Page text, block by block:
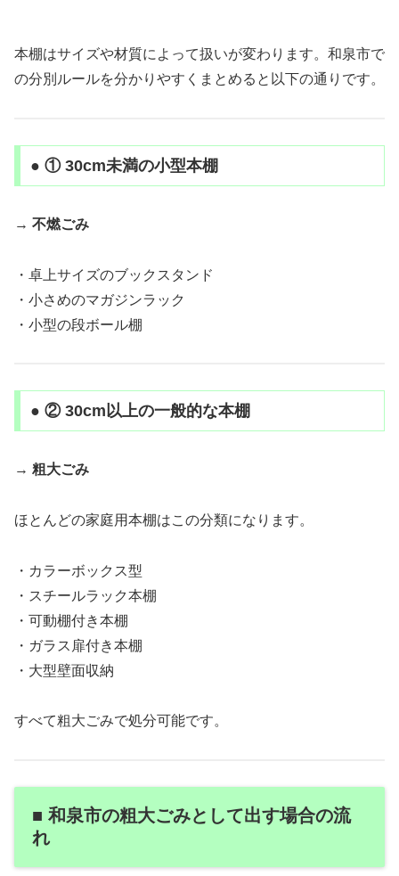
本棚はサイズや材質によって扱いが変わります。和泉市で
の分別ルールを分かりやすくまとめると以下の通りです。
● ① 30cm未満の小型本棚
→ 不燃ごみ
・卓上サイズのブックスタンド
・小さめのマガジンラック
・小型の段ボール棚
● ② 30cm以上の一般的な本棚
→ 粗大ごみ
ほとんどの家庭用本棚はこの分類になります。
・カラーボックス型
・スチールラック本棚
・可動棚付き本棚
・ガラス扉付き本棚
・大型壁面収納
すべて粗大ごみで処分可能です。
■ 和泉市の粗大ごみとして出す場合の流
れ